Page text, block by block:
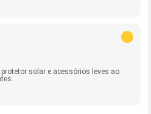
solar e acessórios leves ao